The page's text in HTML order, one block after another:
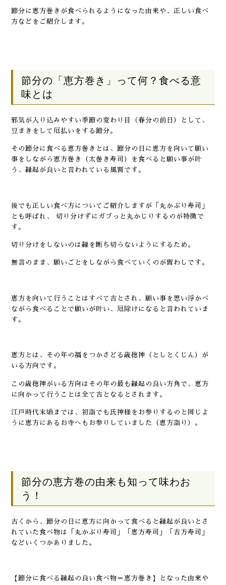
節分に恵方巻きが食べられるようになった由来や、正しい食べ
方などをご紹介します。
節分の「恵方巻き」って何？食べる意
味とは
邪気が入り込みやすい季節の変わり目（春分の前日）として、
豆まきをして厄払いをする節分。
その節分に食べる恵方巻きとは、節分の日に恵方を向いて願い
事をしながら恵方巻き（太巻き寿司）を食べると願い事が叶
う、縁起が良いと言われている風習です。
後でも正しい食べ方についてご紹介しますが「丸かぶり寿司」
とも呼ばれ、 切り分けずにガブっと丸かじりするのが特徴で
す。
切り分けをしないのは縁を断ち切らないようにするため。
無言のまま、願いごとをしながら食べていくのが習わしです。
恵方を向いて行うことはすべて吉とされ、願い事を思い浮かべ
ながら食べることで願いが叶い、厄除けになると言われていま
す。
恵方とは、その年の福をつかさどる歳徳神（としとくじん）が
いる方向です。
この歳徳神がいる方向はその年の最も縁起の良い方角で、恵方
に向かって行うことは全て吉となるとされます。
江戸時代末頃までは、初詣でも氏神様をお参りするのと同じよ
うに恵方にあるお寺へもお参りしていました（恵方詣り）。
節分の恵方巻の由来も知って味わお
う！
古くから、節分の日に恵方に向かって食べると縁起が良いとさ
れていた食べ物は「丸かぶり寿司」「恵方寿司」「吉方寿司」
などいくつかありました。
【節分に食べる縁起の良い食べ物＝恵方巻き】となった由来や